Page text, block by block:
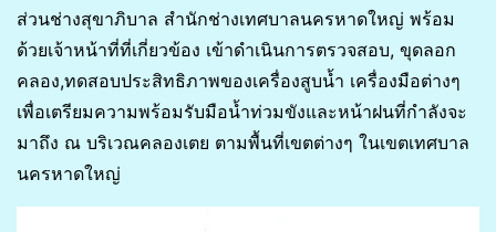
ส่วนช่างสุขาภิบาล สำนักช่างเทศบาลนครหาดใหญ่ พร้อม
ด้วยเจ้าหน้าที่ที่เกี่ยวข้อง เข้าดำเนินการตรวจสอบ, ขุดลอก
คลอง,ทดสอบประสิทธิภาพของเครื่องสูบน้ำ เครื่องมือต่างๆ
เพื่อเตรียมความพร้อมรับมือน้ำท่วมขังและหน้าฝนที่กำลังจะ
มาถึง ณ บริเวณคลองเตย ตามพื้นที่เขตต่างๆ ในเขตเทศบาล
นครหาดใหญ่